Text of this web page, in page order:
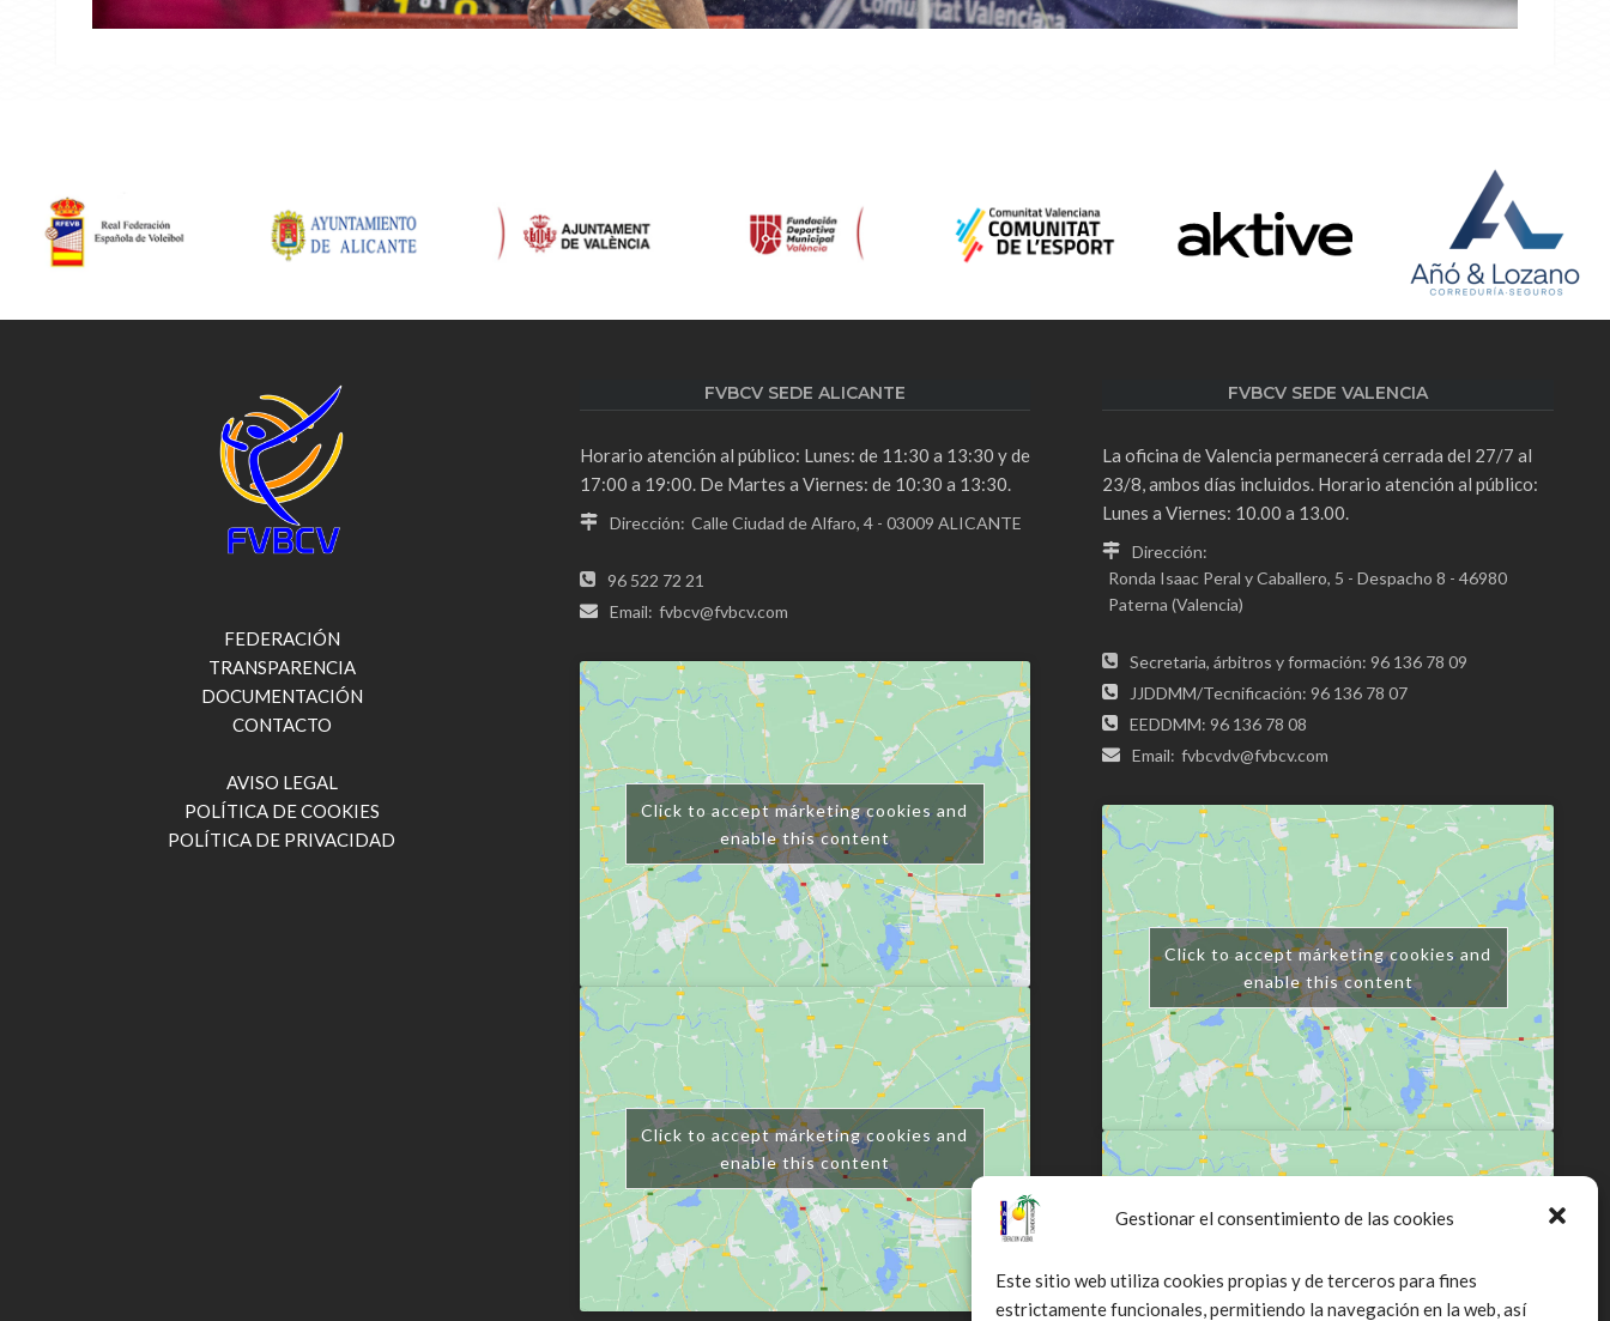
Gestionar el consentimiento de las cookies
Este sitio web utiliza cookies propias y de terceros para fines
estrictamente funcionales, permitiendo la navegación en la web, así
FEDERACIÓN
TRANSPARENCIA
DOCUMENTACIÓN
CONTACTO
AVISO LEGAL
POLÍTICA DE COOKIES
POLÍTICA DE PRIVACIDAD
FVBCV SEDE ALICANTE
Horario atención al público: Lunes: de 11:30 a 13:30 y de
17:00 a 19:00. De Martes a Viernes: de 10:30 a 13:30.
Dirección: Calle Ciudad de Alfaro, 4 - 03009 ALICANTE
96 522 72 21
Email: fvbcv@fvbcv.com
Click to accept márketing cookies and
enable this content
Click to accept márketing cookies and
enable this content
FVBCV SEDE VALENCIA
La oficina de Valencia permanecerá cerrada del 27/7 al
23/8, ambos días incluidos. Horario atención al público:
Lunes a Viernes: 10.00 a 13.00.
Dirección:
Ronda Isaac Peral y Caballero, 5 - Despacho 8 - 46980
Paterna (Valencia)
Secretaria, árbitros y formación: 96 136 78 09
JJDDMM/Tecnificación: 96 136 78 07
EEDDMM: 96 136 78 08
Email: fvbcvdv@fvbcv.com
Click to accept márketing cookies and
enable this content
Click to accept márketing cookies and
enable this content